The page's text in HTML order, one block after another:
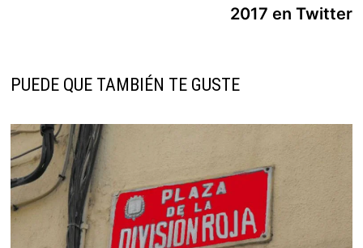
2017 en Twitter
PUEDE QUE TAMBIÉN TE GUSTE